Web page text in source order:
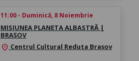
11:00 - Duminică, 8 Noiembrie
MISIUNEA PLANETA ALBASTRĂ |
BRAȘOV
location_on Centrul Cultural Reduta Brașov